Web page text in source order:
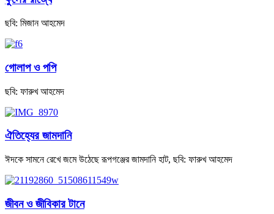
ছবি: মিজান আহমেদ
গোলাপ ও পপি
ছবি: ফারুখ আহমেদ
ঐতিহ্যের জামদানি
ঈদকে সামনে রেখে জমে উঠেছে রূপগঞ্জের জামদানি হাট, ছবি: ফারুখ আহমেদ
জীবন ও জীবিকার টানে